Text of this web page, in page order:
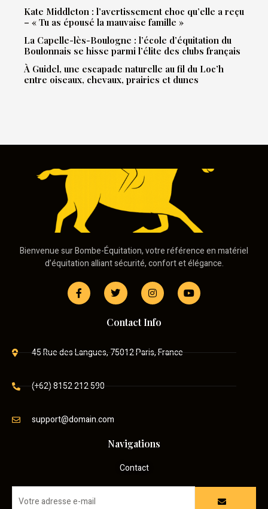
Kate Middleton : l’avertissement choc qu’elle a reçu
– « Tu as épousé la mauvaise famille »
La Capelle-lès-Boulogne : l’école d’équitation du
Boulonnais se hisse parmi l’élite des clubs français
À Guidel, une escapade naturelle au fil du Loc’h
entre oiseaux, chevaux, prairies et dunes
Bienvenue sur Bombe-Équitation, votre référence en matériel
d’équitation alliant sécurité, confort et élégance.
Contact Info
45 Rue des Langues, 75012 Paris, France
(+62) 8152 212 590
support@domain.com
Navigations
Contact